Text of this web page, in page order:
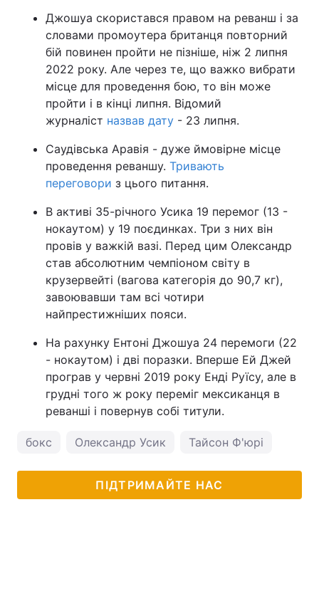
Джошуа скористався правом на реванш і за
словами промоутера британця повторний
бій повинен пройти не пізніше, ніж 2 липня
2022 року. Але через те, що важко вибрати
місце для проведення бою, то він може
пройти і в кінці липня. Відомий
журналіст назвав дату - 23 липня.
Саудівська Аравія - дуже ймовірне місце
проведення реваншу. Тривають
переговори з цього питання.
В активі 35-річного Усика 19 перемог (13 -
нокаутом) у 19 поєдинках. Три з них він
провів у важкій вазі. Перед цим Олександр
став абсолютним чемпіоном світу в
крузервейті (вагова категорія до 90,7 кг),
завоювавши там всі чотири
найпрестижніших пояси.
На рахунку Ентоні Джошуа 24 перемоги (22
- нокаутом) і дві поразки. Вперше Ей Джей
програв у червні 2019 року Енді Руїсу, але в
грудні того ж року переміг мексиканця в
реванші і повернув собі титули.
бокс Олександр Усик Тайсон Ф'юрі
ПІДТРИМАЙТЕ НАС